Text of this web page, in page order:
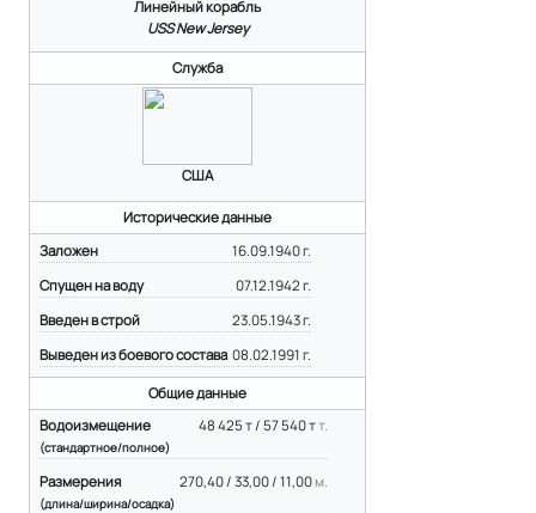
Линейный корабль
USS New Jersey
Служба
США
Исторические данные
16.09.1940 г.
Заложен
07.12.1942 г.
Спущен на воду
23.05.1943 г.
Введен в строй
08.02.1991 г.
Выведен из боевого состава
Общие данные
48 425 т / 57 540 тт.
Водоизмещение
(стандартное/полное)
270,40 / 33,00 / 11,00 м.
Размерения
(длина/ширина/осадка)